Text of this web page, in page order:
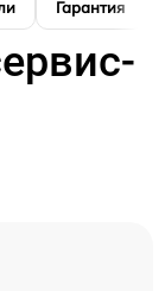
Гарантия